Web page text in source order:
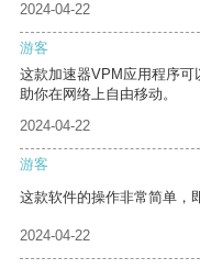
2024-04-22
游客
这款加速器VPM应用程序
助你在网络上自由移动。
2024-04-22
游客
这款软件的操作非常简单，
2024-04-22